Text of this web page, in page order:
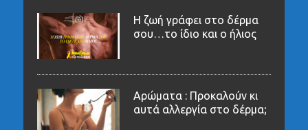
Η ζωή γράφει στο δέρμα
σου…το ίδιο και ο ήλιος
Αρώματα : Προκαλούν κι
αυτά αλλεργία στο δέρμα;